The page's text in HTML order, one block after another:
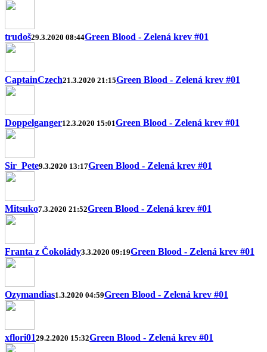
trudoš29.3.2020 08:44Green Blood - Zelená krev #01
CaptainCzech21.3.2020 21:15Green Blood - Zelená krev #01
Doppelganger12.3.2020 15:01Green Blood - Zelená krev #01
Sir_Pete9.3.2020 13:17Green Blood - Zelená krev #01
Mitsuko7.3.2020 21:52Green Blood - Zelená krev #01
Franta z Čokolády3.3.2020 09:19Green Blood - Zelená krev #01
Ozymandias1.3.2020 04:59Green Blood - Zelená krev #01
xflori0129.2.2020 15:32Green Blood - Zelená krev #01